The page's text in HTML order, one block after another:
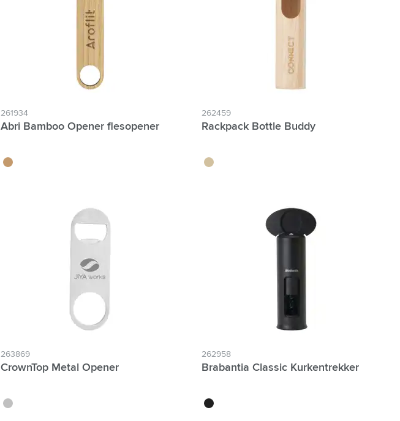
261934
Abri Bamboo Opener flesopener
bambou
262459
Rackpack Bottle Buddy
brun bois
263869
CrownTop Metal Opener
argenté
262958
Brabantia Classic Kurkentrekker
noir